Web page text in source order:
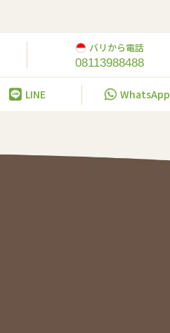
バリから電話
08113988488
LINE WhatsApp